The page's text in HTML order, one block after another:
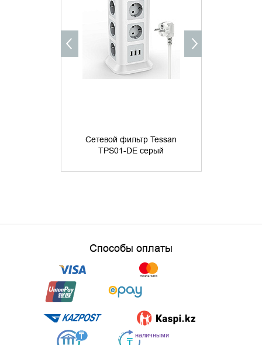
Сетевой фильтр Tessan
TPS01-DE серый
Способы оплаты